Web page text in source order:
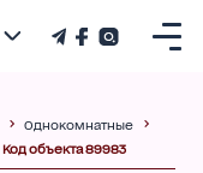
Однокомнатные
Код объекта 89983